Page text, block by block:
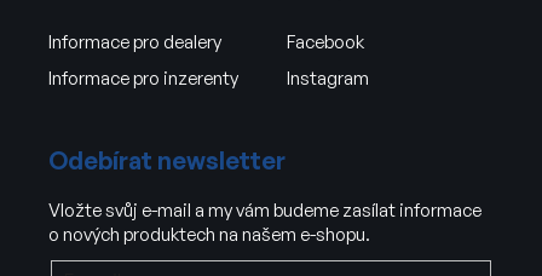
Informace pro dealery
Informace pro inzerenty
Facebook
Instagram
Odebírat newsletter
Vložte svůj e-mail a my vám budeme zasílat informace
o nových produktech na našem e-shopu.